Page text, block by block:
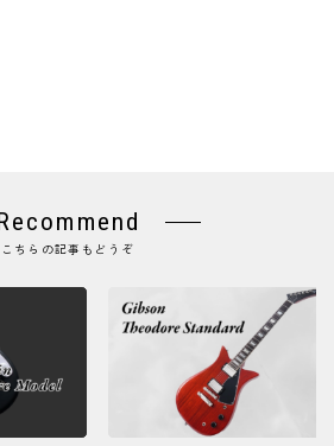
こちらの記事もどうぞ